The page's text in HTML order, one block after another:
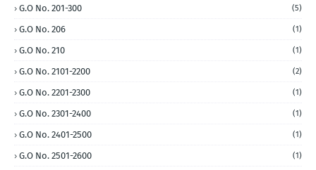
G.O No. 201-300 (5)
G.O No. 206 (1)
G.O No. 210 (1)
G.O No. 2101-2200 (2)
G.O No. 2201-2300 (1)
G.O No. 2301-2400 (1)
G.O No. 2401-2500 (1)
G.O No. 2501-2600 (1)